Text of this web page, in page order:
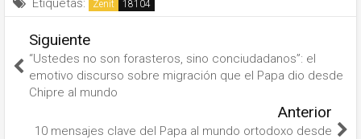
Etiquetas: Zenit
Siguiente
“Ustedes no son forasteros, sino conciudadanos”: el
emotivo discurso sobre migración que el Papa dio desde
Chipre al mundo
Anterior
10 mensajes clave del Papa al mundo ortodoxo desde